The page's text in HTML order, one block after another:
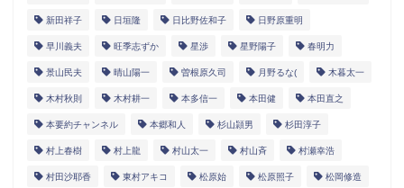
新田祥子 日垣隆 日比野佐和子 日野原重明
早川義夫 旺季志ずか 星渉 星野陽子 春明力
景山民夫 晴山陽一 曽根原久司 月野るな( 木暮太一
木村秋則 木村耕一 本多信一 本田健 本田直之
本要約チャンネル 本郷和人 杉山頴男 杉田淳子
村上春樹 村上龍 村山太一 村山斉 村瀬幸浩
村田沙耶香 東村アキコ 松原始 松原照子 松岡修造